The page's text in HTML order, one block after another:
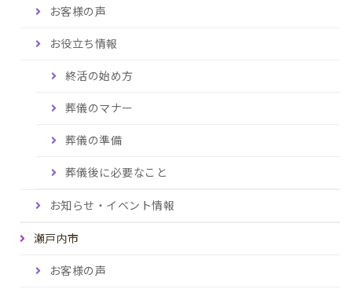
お客様の声
お役立ち情報
終活の始め方
葬儀のマナー
葬儀の準備
葬儀後に必要なこと
お知らせ・イベント情報
瀬戸内市
お客様の声